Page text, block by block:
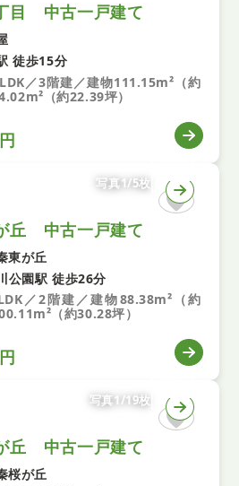
目 中古一戸建て
徒歩15分
／3階建／建物111.15m²（約
（約22.39坪）
写真1/5枚
丘 中古一戸建て
東が丘
公園駅 徒歩26分
／2階建／建物88.38m²（約
（約30.28坪）
写真1/19枚
丘 中古一戸建て
桜が丘